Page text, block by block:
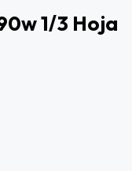
1/3 Hoja